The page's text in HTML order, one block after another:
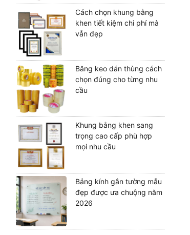
Cách chọn khung bằng
khen tiết kiệm chi phí mà
vẫn đẹp
Băng keo dán thùng cách
chọn đúng cho từng nhu
cầu
Khung bằng khen sang
trọng cao cấp phù hợp
mọi nhu cầu
Bảng kính gắn tường mẫu
đẹp được ưa chuộng năm
2026